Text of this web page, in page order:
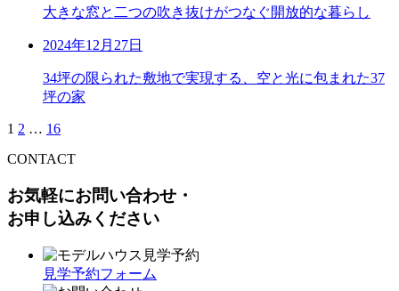
大きな窓と二つの吹き抜けがつなぐ開放的な暮らし
2024年12月27日
34坪の限られた敷地で実現する、空と光に包まれた37
坪の家
1 2 … 16
CONTACT
お気軽にお問い合わせ・
お申し込みください
見学予約フォーム